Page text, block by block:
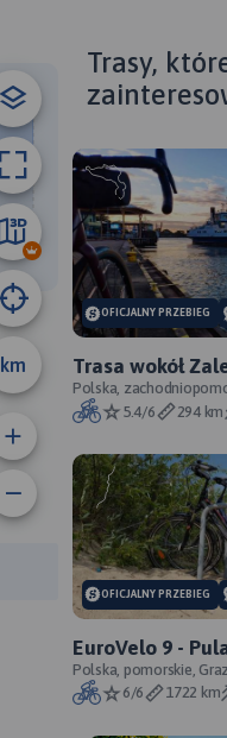
km
67 km
trasy:
Trasy,
OFICJALNY PRZEBIEG
Trasa wokół
- oficjalny
Polska,
5.4/6
294 km
OFICJALNY PRZEBIEG
EuroVelo 9 -
Polska, pomorskie,
6/6
1722 km